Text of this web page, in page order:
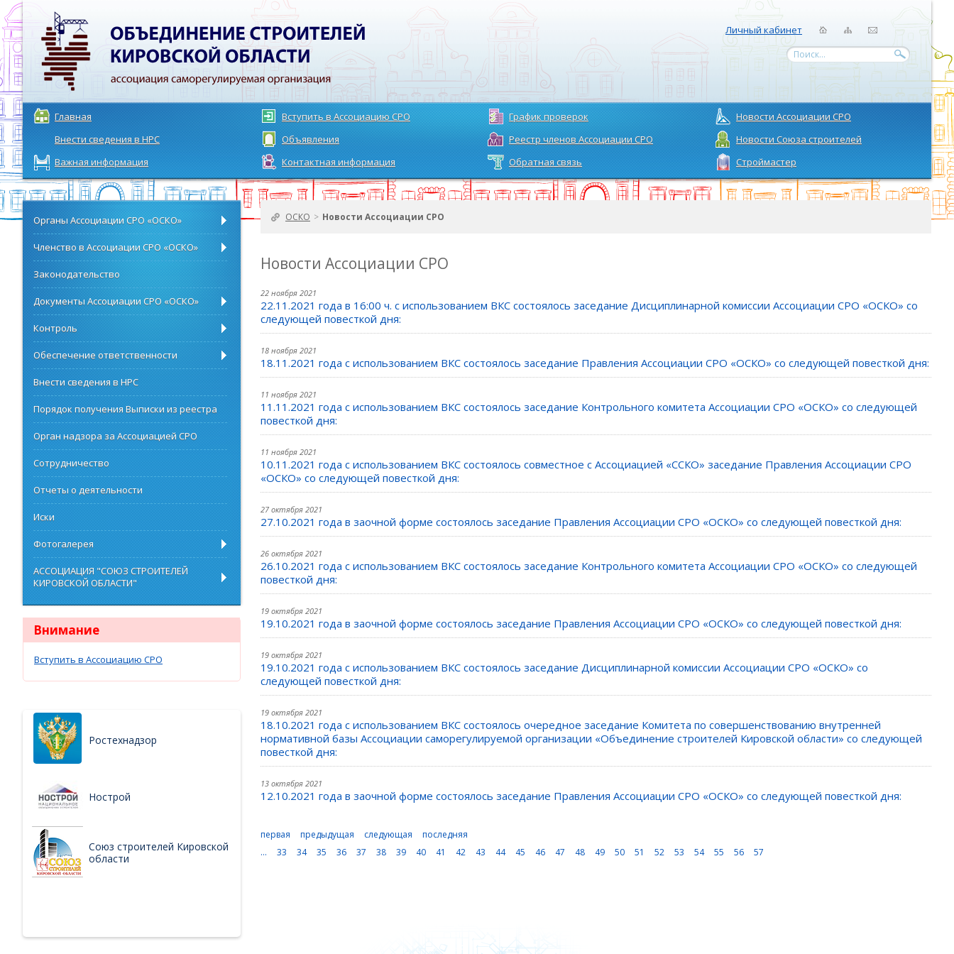
Личный кабинет
Поиск...
Главная Вступить в Ассоциацию СРО График проверок
Новости Ассоциации СРО
Внести сведения в НРС
Объявления Реестр членов Ассоциации СРО
Новости Союза строителей
Важная информация
Контактная информация Обратная связь Строймастер
ОСКО > Новости Ассоциации СРО
Новости Ассоциации СРО
22 ноября 2021
22.11.2021 года в 16:00 ч. с использованием ВКС состоялось заседание Дисциплинарной комиссии Ассоциации СРО «ОСКО» со
следующей повесткой дня:
18 ноября 2021
18.11.2021 года с использованием ВКС состоялось заседание Правления Ассоциации СРО «ОСКО» со следующей повесткой дня:
11 ноября 2021
11.11.2021 года с использованием ВКС состоялось заседание Контрольного комитета Ассоциации СРО «ОСКО» со следующей
повесткой дня:
11 ноября 2021
10.11.2021 года с использованием ВКС состоялось совместное с Ассоциацией «ССКО» заседание Правления Ассоциации СРО
«ОСКО» со следующей повесткой дня:
27 октября 2021
27.10.2021 года в заочной форме состоялось заседание Правления Ассоциации СРО «ОСКО» со следующей повесткой дня:
26 октября 2021
26.10.2021 года с использованием ВКС состоялось заседание Контрольного комитета Ассоциации СРО «ОСКО» со следующей
повесткой дня:
19 октября 2021
19.10.2021 года в заочной форме состоялось заседание Правления Ассоциации СРО «ОСКО» со следующей повесткой дня:
19 октября 2021
19.10.2021 года с использованием ВКС состоялось заседание Дисциплинарной комиссии Ассоциации СРО «ОСКО» со
следующей повесткой дня:
19 октября 2021
18.10.2021 года с использованием ВКС состоялось очередное заседание Комитета по совершенствованию внутренней
нормативной базы Ассоциации саморегулируемой организации «Объединение строителей Кировской области» со следующей
повесткой дня:
13 октября 2021
12.10.2021 года в заочной форме состоялось заседание Правления Ассоциации СРО «ОСКО» со следующей повесткой дня:
первая предыдущая следующая
последняя
...
33 34 35 36 37 38 39 40 41 42 43 44 45 46 47 48 49 50 51 52 53 54 55 56 57
Органы Ассоциации СРО «ОСКО»
Членство в Ассоциации СРО «ОСКО»
Законодательство
Документы Ассоциации СРО «ОСКО»
Контроль
Обеспечение ответственности
Внести сведения в НРС
Порядок получения Выписки из реестра
Орган надзора за Ассоциацией СРО
Сотрудничество
Отчеты о деятельности
Иски
Фотогалерея
АССОЦИАЦИЯ "СОЮЗ СТРОИТЕЛЕЙ
КИРОВСКОЙ ОБЛАСТИ"
Внимание
Вступить в Ассоциацию СРО
Ростехнадзор
Нострой
Союз строителей Кировской
области